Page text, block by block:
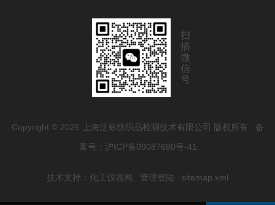
扫
描
微
信
号
Copyright © 2026 上海泛标纺织品检测技术有限公司 版权所有 备
案号：沪ICP备09087680号-41
技术支持： 化工仪器网 管理登陆 sitemap.xml